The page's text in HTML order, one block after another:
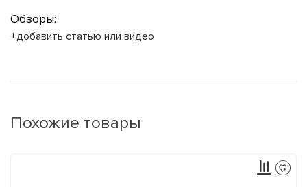
Обзоры:
+добавить статью или видео
Похожие товары